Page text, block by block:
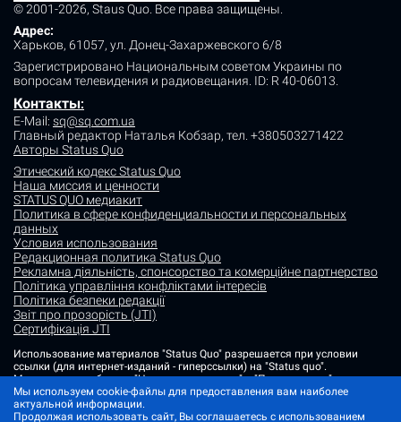
© 2001-2026, Staus Quo. Все права защищены.
Адрес:
Харьков, 61057, ул. Донец-Захаржевского 6/8
Зарегистрировано Национальным советом Украины по
вопросам телевидения и радиовещания. ID: R 40-06013.
Контакты:
E-Mail: sq@sq.com.ua
Главный редактор Наталья Кобзар, тел. +380503271422
Авторы Status Quo
Этический кодекс Status Quo
Наша миссия и ценности
STATUS QUO медиакит
Политика в сфере конфиденциальности и персональных
данных
Условия использования
Редакционная политика Status Quo
Рекламна діяльність, спонсорство та комерційне партнерство
Політика управління конфліктами інтересів
Політика безпеки редакції
Звіт про прозорість (JTI)
Сертифікація JTI
Использование материалов "Status Quo" разрешается при условии
ссылки (для интернет-изданий - гиперссылки) на "Status quo".
Материалы в рубриках "Новости партнеров" и "Пресс-релизы"
размещаются на правах рекламы или в рамках некоммерческого
партнерства.
Мы используем cookie-файлы для предоставления вам наиболее
актуальной информации.
Продолжая использовать сайт, Вы соглашаетесь с использованием